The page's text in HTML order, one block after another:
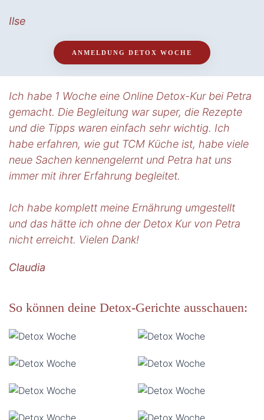
Ilse
ANMELDUNG DETOX WOCHE
Ich habe 1 Woche eine Online Detox-Kur bei Petra
gemacht. Die Begleitung war super, die Rezepte
und die Tipps waren einfach sehr wichtig. Ich
habe erfahren, wie gut TCM Küche ist, habe viele
neue Sachen kennengelernt und Petra hat uns
immer mit ihrer Erfahrung begleitet.
Ich habe komplett meine Ernährung umgestellt
und das hätte ich ohne der Detox Kur von Petra
nicht erreicht. Vielen Dank!
Claudia
So können deine Detox-Gerichte ausschauen: